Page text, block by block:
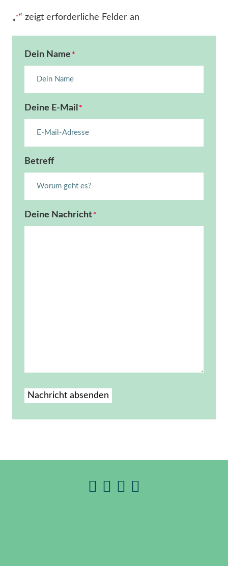
„*“ zeigt erforderliche Felder an
Dein Name *
Deine E-Mail *
Betreff
Deine Nachricht*
Nachricht absenden